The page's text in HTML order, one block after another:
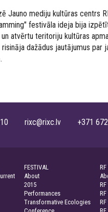
Jauno mediju kultūras centrs
festivāla ideja bija
atvērtu teritoriju kultūras
dažādus jautājumus par
rixc@rixc.lv +371
FESTIVAL
About
2015
Performances
Transformative Ecologies
RF